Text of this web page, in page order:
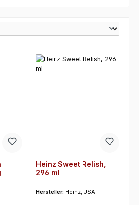
Heinz Sweet Relish,
296 ml
Hersteller: Heinz, USA